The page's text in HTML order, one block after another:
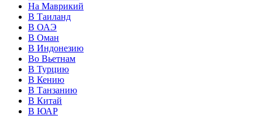
На Маврикий
В Таиланд
В ОАЭ
В Оман
В Индонезию
Во Вьетнам
В Турцию
В Кению
В Танзанию
В Китай
В ЮАР